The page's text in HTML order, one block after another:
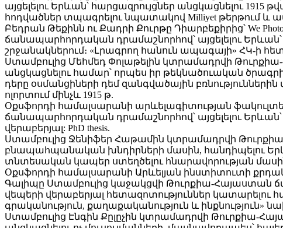
այցելելու Երևան՝ հարցազրույցներ անցկացնելու
հոդվածներ տպագրելու նպատակով Milliyet թերթում և
Բեդրան Թեքինն ու Քադրի Քուրթը Դիարբեքիրից՝ We
ճանապարհորդական դրամաշնորհով՝ այցելելու
շրջանակներում։ «Լրագրող հանուն ապագայի» ՀԿ-ի
Ստամբուլից Մեհմեդ Փոլաթելին կտրամադրվի
անցկացնելու համար՝ որպես իր թեկնածուական
դերը օսմանցիների դեմ զանգվածային
ոլորտում մինչև 1915 թ.
Օքսֆորդի համալսարանի արևելագիտության
ճանապարհորդական դրամաշնորհով՝ այցելելու
վերաբերյալ: PhD thesis.
Ստամբուլից Ջենիֆեր Հաթամին կտրամադրվի
բնապահպանական խնդիրների մասին, հանդիպելու
տնտեսական կապեր ստեղծելու հնարավորության
Օքսֆորդի համալսարանի Արևելյան ինստիտուտի
Գալիպը Ստամբուլից կաջակցվի Թուրքիա-Հայաստան
վեպերի վերաբերյալ հետազոտություններ
գրականություն, քաղաքականություն և ինքնություն»
Ստամբուլից Էնգին Քըլըչին կտրամադրվի Թուրքիա-